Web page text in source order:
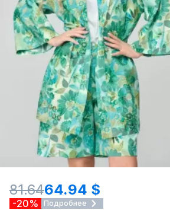
81.6464.94 $
-20% Подробнее